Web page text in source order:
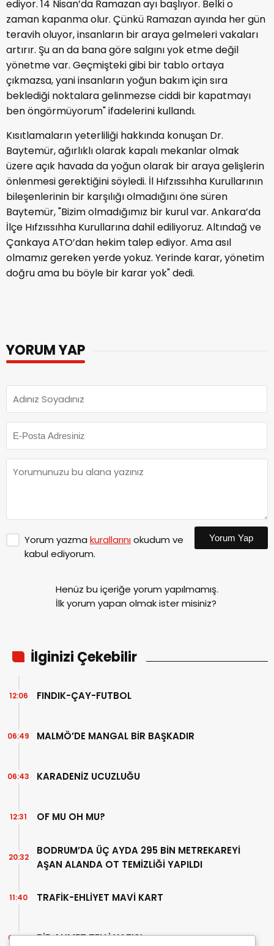
ediyor. 14 Nisan’da Ramazan ayı başlıyor. Belki o
zaman kapanma olur. Çünkü Ramazan ayında her gün
teravih oluyor, insanların bir araya gelmeleri vakaları
artırır. Şu an da bana göre salgını yok etme değil
yönetme var. Geçmişteki gibi bir tablo ortaya
çıkmazsa, yani insanların yoğun bakım için sıra
beklediği noktalara gelinmezse ciddi bir kapatmayı
ben öngörmüyorum" ifadelerini kullandı.
Kısıtlamaların yeterliliği hakkında konuşan Dr.
Baytemür, ağırlıklı olarak kapalı mekanlar olmak
üzere açık havada da yoğun olarak bir araya gelişlerin
önlenmesi gerektiğini söyledi. İl Hıfzıssıhha Kurullarının
bileşenlerinin bir karşılığı olmadığını öne süren
Baytemür, "Bizim olmadığımız bir kurul var. Ankara’da
İlçe Hıfzıssıhha Kurullarına dahil ediliyoruz. Altındağ ve
Çankaya ATO’dan hekim talep ediyor. Ama asıl
olmamız gereken yerde yokuz. Yerinde karar, yönetim
doğru ama bu böyle bir karar yok" dedi.
YORUM YAP
Yorum yazma kurallarınıokudum ve
kabul ediyorum.
Yorum Yap
Henüz bu içeriğe yorum yapılmamış.
İlk yorum yapan olmak ister misiniz?
İlginizi Çekebilir
FINDIK-ÇAY-FUTBOL
12:06
MALMÖ’DE MANGAL BİR BAŞKADIR
06:49
KARADENİZ UCUZLUĞU
06:43
OF MU OH MU?
12:31
BODRUM’DA ÜÇ AYDA 295 BİN METREKAREYİ
AŞAN ALANDA OT TEMİZLİĞİ YAPILDI
20:32
TRAFİK-EHLİYET MAVİ KART
11:40
BİR AHMET TELLİ YAZISI
07:30